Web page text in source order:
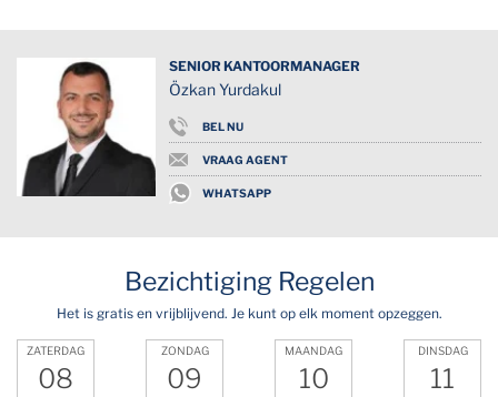
SENIOR KANTOORMANAGER
Özkan Yurdakul
BEL NU
VRAAG AGENT
WHATSAPP
Bezichtiging Regelen
Het is gratis en vrijblijvend. Je kunt op elk moment opzeggen.
ZATERDAG
08
ZONDAG
09
MAANDAG
10
DINSDAG
11